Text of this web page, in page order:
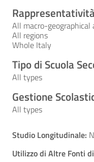
All macro-geographical
All regions
Whole Italy
Tipo di Scuola
All types
Gestione
All types
Studio Longitudinale:
Utilizzo di Altre Fonti